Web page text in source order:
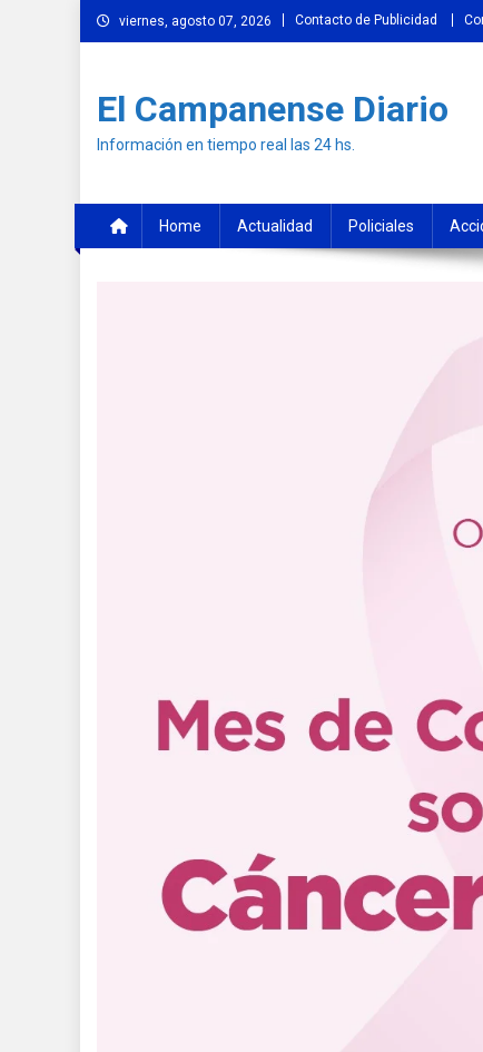
Skip
to
viernes, agosto 07, 2026 Contacto de Publicidad
El Campanense Diario
Información en tiempo real las 24 hs.
Home Actualidad Policiales